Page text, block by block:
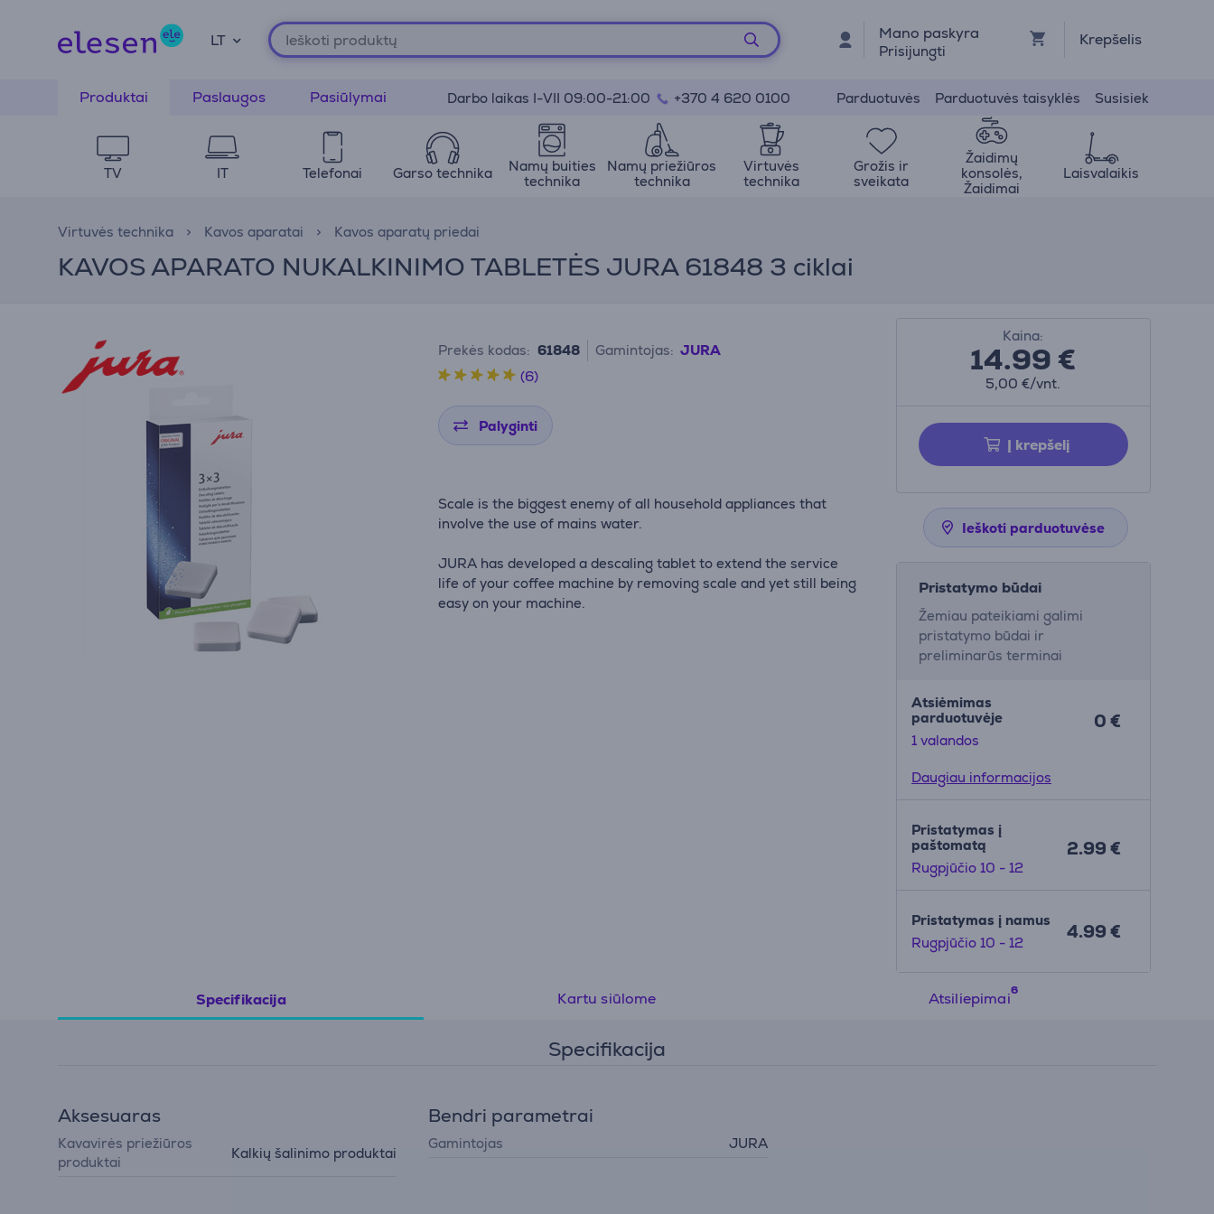
LT Mano paskyra
Prisijungti
Krepšelis
Produktai Paslaugos Pasiūlymai Darbo laikas I-VII 09:00-21:00 +370 4 620 0100 Parduotuvės Parduotuvės taisyklės Susisiek
TV IT Telefonai Garso technika
Namų buities
technika
Namų priežiūros
technika
Virtuvės
technika
Grožis ir
sveikata
Žaidimų
konsolės,
Žaidimai
Laisvalaikis
Virtuvės technika Kavos aparatai Kavos aparatų priedai
KAVOS APARATO NUKALKINIMO TABLETĖS JURA 61848 3 ciklai
Prekės kodas: 61848 Gamintojas: JURA
(6)
Palyginti
Scale is the biggest enemy of all household appliances that
involve the use of mains water.
JURA has developed a descaling tablet to extend the service
life of your coffee machine by removing scale and yet still being
easy on your machine.
Kaina:
14.99€
5,00 €/vnt.
Į krepšelį
Ieškoti parduotuvėse
Pristatymo būdai
Žemiau pateikiami galimi
pristatymo būdai ir
preliminarūs terminai
Atsiėmimas
parduotuvėje
1 valandos
0 €
Daugiau informacijos
Pristatymas į
paštomatą
Rugpjūčio 10 - 12
2.99 €
Pristatymas į namus
Rugpjūčio 10 - 12
4.99 €
Specifikacija Kartu siūlome Atsiliepimai
Specifikacija
Aksesuaras
Kavavirės priežiūros
produktai
Kalkių šalinimo produktai
Bendri parametrai
Gamintojas JURA